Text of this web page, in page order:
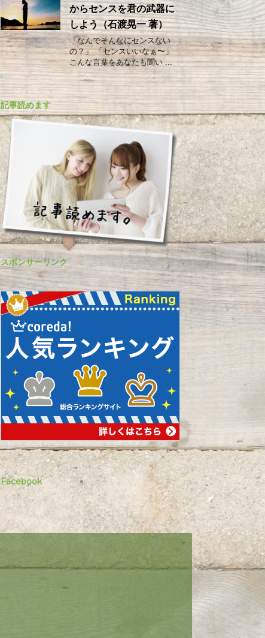
からセンスを君の武器に
しよう（石渡晃一 著）
「なんでそんなにセンスない
の？」 「センスいいなぁ〜」
こんな言葉をあなたも聞い ...
記事読めます
スポンサーリンク
Facebook